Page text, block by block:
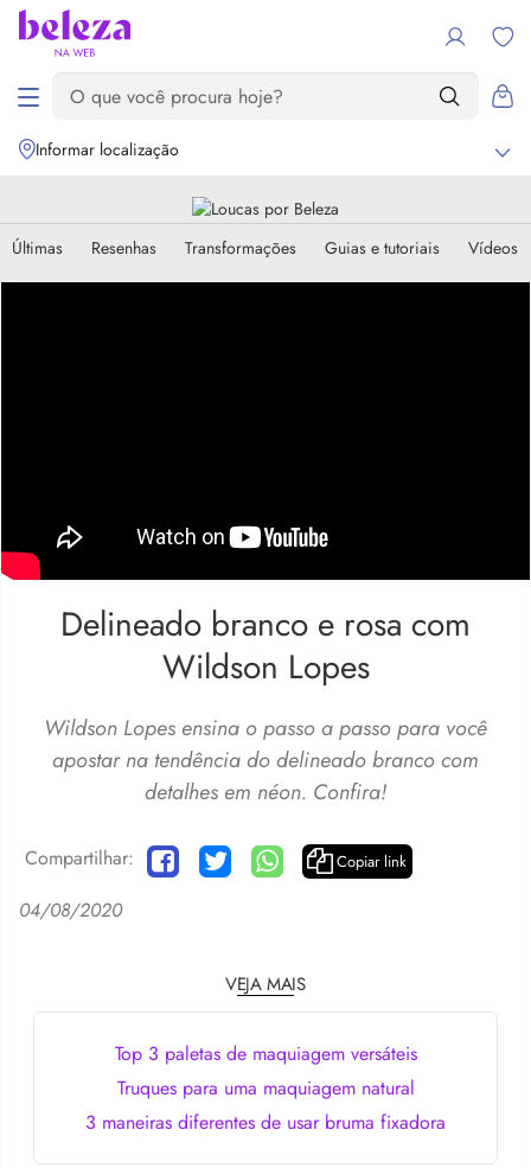
Informar localização
Últimas Resenhas Transformações Guias e tutoriais Vídeos
Delineado branco e rosa com
Wildson Lopes
Wildson Lopes ensina o passo a passo para você
apostar na tendência do delineado branco com
detalhes em néon. Confira!
Compartilhar: Copiar link
04/08/2020
VEJA MAIS
Top 3 paletas de maquiagem versáteis
Truques para uma maquiagem natural
3 maneiras diferentes de usar bruma fixadora